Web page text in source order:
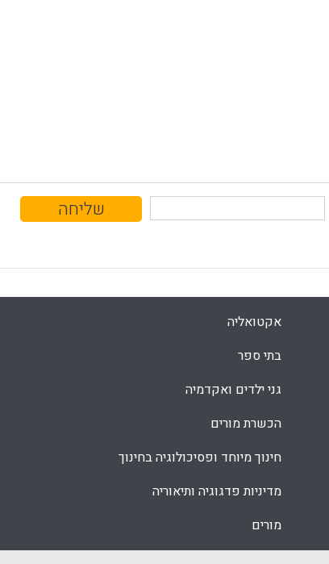
אקטואליה
בתי ספר
גני ילדים ואקדמיה
הכשרת מורים
חינוך מיוחד ופסיכולוגיה בחינוך
מדיניות פדגוגיה ותיאוריה
מורים